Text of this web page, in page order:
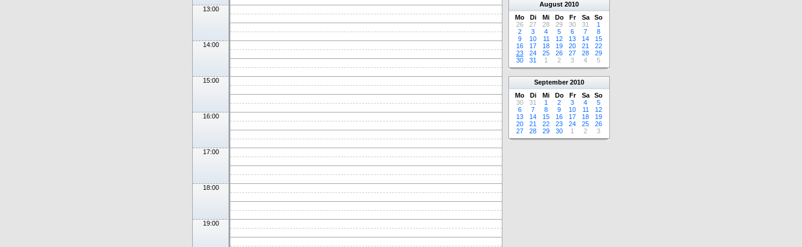
13:00
14:00
15:00
16:00
17:00
18:00
19:00
August 2010
Mo
Di Mi Do Fr Sa
So
26
27 28 29 30 31
1
2
3 4 5 6 7
8
9
10 11 12 13 14
15
16
17 18 19 20 21
22
23
24 25 26 27 28
29
30
31 1 2 3 4 5
September 2010
Mo
Di Mi Do Fr Sa
So
30
31 1 2 3 4
5
6
7 8 9 10 11
12
13
14 15 16 17 18
19
20
21 22 23 24 25
26
27
28 29 30 1 2 3